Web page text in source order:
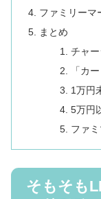
ファミリーマ
まとめ
チャ
「カ
1万円
5万円
ファ
そもそも